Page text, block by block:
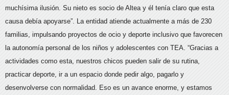
muchísima ilusión. Su nieto es socio de Altea y él tenía claro que esta
causa debía apoyarse”. La entidad atiende actualmente a más de 230
familias, impulsando proyectos de ocio y deporte inclusivo que favorecen
la autonomía personal de los niños y adolescentes con TEA. “Gracias a
actividades como esta, nuestros chicos pueden salir de su rutina,
practicar deporte, ir a un espacio donde pedir algo, pagarlo y
desenvolverse con normalidad. Eso es un avance enorme, y estamos